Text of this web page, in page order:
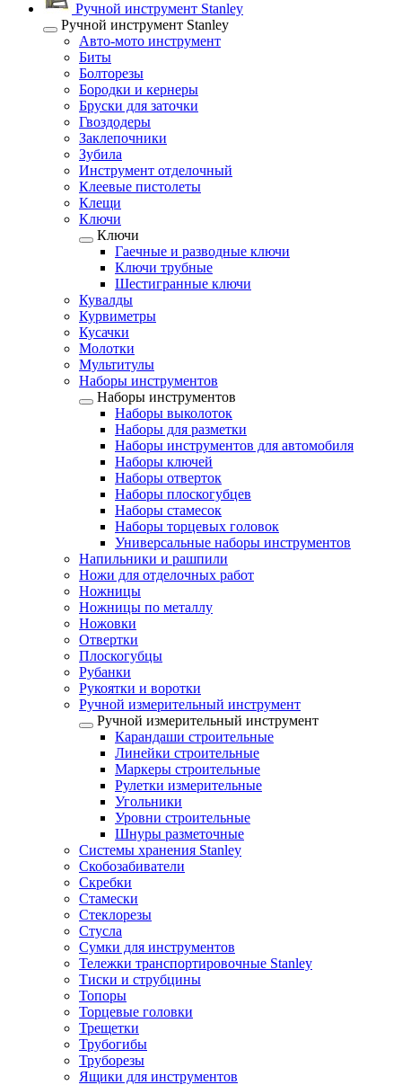
Ручной инструмент Stanley
Ручной инструмент Stanley
Авто-мото инструмент
Биты
Болторезы
Бородки и кернеры
Бруски для заточки
Гвоздодеры
Заклепочники
Зубила
Инструмент отделочный
Клеевые пистолеты
Клещи
Ключи
Ключи
Гаечные и разводные ключи
Ключи трубные
Шестигранные ключи
Кувалды
Курвиметры
Кусачки
Молотки
Мультитулы
Наборы инструментов
Наборы инструментов
Наборы выколоток
Наборы для разметки
Наборы инструментов для автомобиля
Наборы ключей
Наборы отверток
Наборы плоскогубцев
Наборы стамесок
Наборы торцевых головок
Универсальные наборы инструментов
Напильники и рашпили
Ножи для отделочных работ
Ножницы
Ножницы по металлу
Ножовки
Отвертки
Плоскогубцы
Рубанки
Рукоятки и воротки
Ручной измерительный инструмент
Ручной измерительный инструмент
Карандаши строительные
Линейки строительные
Маркеры строительные
Рулетки измерительные
Угольники
Уровни строительные
Шнуры разметочные
Системы хранения Stanley
Скобозабиватели
Скребки
Стамески
Стеклорезы
Стусла
Сумки для инструментов
Тележки транспортировочные Stanley
Тиски и струбцины
Топоры
Торцевые головки
Трещетки
Трубогибы
Труборезы
Ящики для инструментов